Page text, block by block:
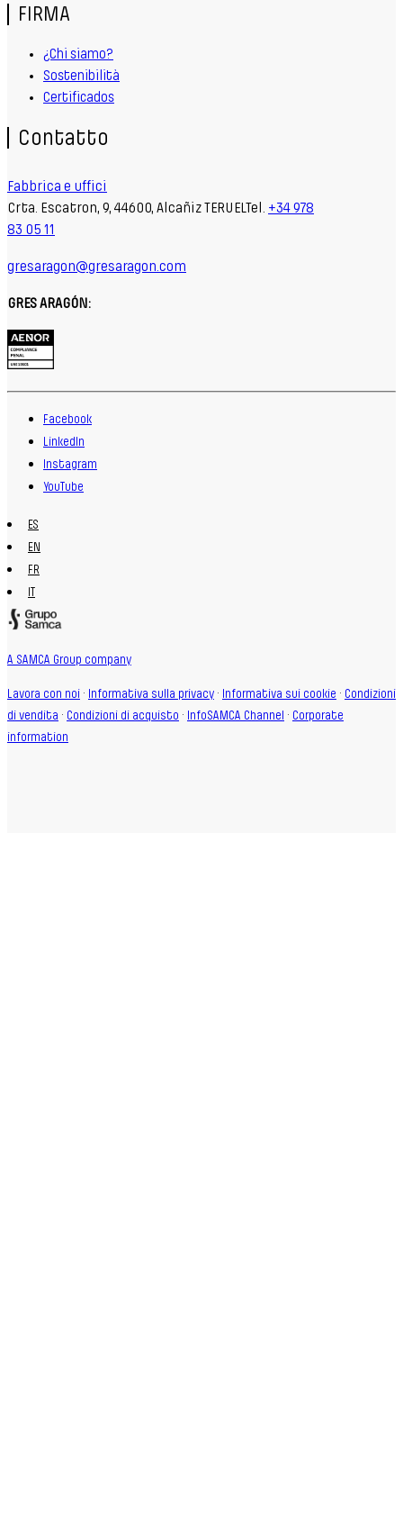
FIRMA
¿Chi siamo?
Sostenibilità
Certificados
Contatto
Fabbrica e uffici
Crta. Escatron, 9, 44600, Alcañiz TERUELTel. +34 978
83 05 11
gresaragon@gresaragon.com
GRES ARAGÓN:
Facebook
LinkedIn
Instagram
YouTube
ES
EN
FR
IT
A SAMCA Group company
Lavora con noi · Informativa sulla privacy · Informativa sui cookie · Condizioni
di vendita · Condizioni di acquisto · InfoSAMCA Channel · Corporate
information